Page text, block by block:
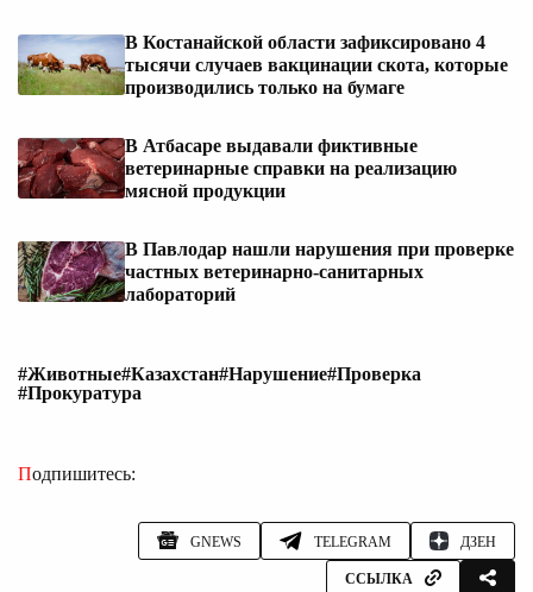
В Костанайской области зафиксировано 4
тысячи случаев вакцинации скота, которые
производились только на бумаге
В Атбасаре выдавали фиктивные
ветеринарные справки на реализацию
мясной продукции
В Павлодар нашли нарушения при проверке
частных ветеринарно-санитарных
лабораторий
#Животные#Казахстан#Нарушение#Проверка
#Прокуратура
Подпишитесь:
GNEWS TELEGRAM ДЗЕН
ССЫЛКА